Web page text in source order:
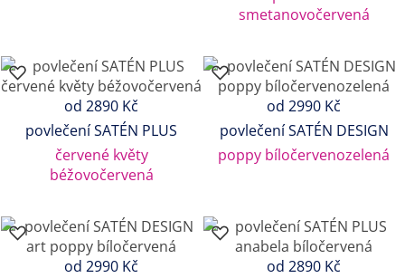
smetanovočervená
od 2890 Kč
povlečení SATÉN PLUS
červené květy
béžovočervená
od 2990 Kč
povlečení SATÉN DESIGN
poppy bíločervenozelená
od 2990 Kč
od 2890 Kč